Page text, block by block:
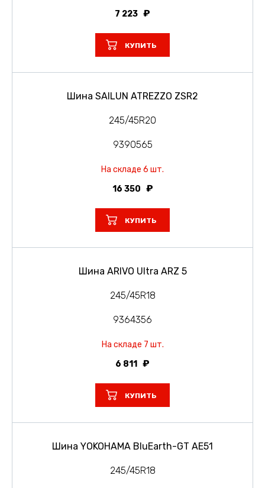
7 223
КУПИТЬ
Шина SAILUN ATREZZO ZSR2
245/45R20
9390565
На складе 6 шт.
16 350
КУПИТЬ
Шина ARIVO Ultra ARZ 5
245/45R18
9364356
На складе 7 шт.
6 811
КУПИТЬ
Шина YOKOHAMA BluEarth-GT AE51
245/45R18